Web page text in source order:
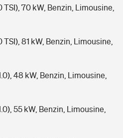
TSI), 70 kW, Benzin, Limousine,
TSI), 81 kW, Benzin, Limousine,
48 kW, Benzin, Limousine,
55 kW, Benzin, Limousine,